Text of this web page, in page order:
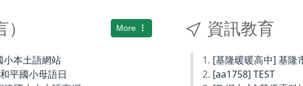
More
小本土語網站
平國小母語日
資訊教育
[基隆暖暖高中] 基隆
[aa1758] TEST